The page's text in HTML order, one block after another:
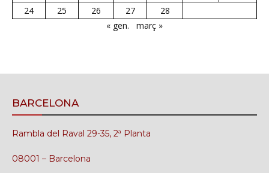
24
25 26 27
28
« gen.
març »
BARCELONA
Rambla del Raval 29-35, 2ª Planta
08001 – Barcelona